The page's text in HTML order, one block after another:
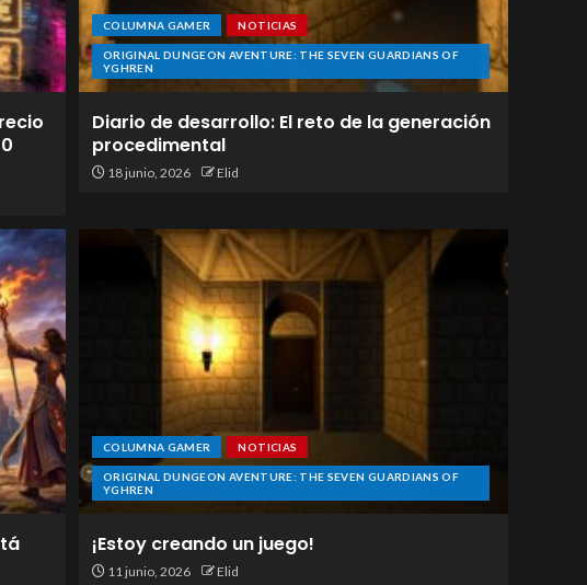
COLUMNA GAMER NOTICIAS
ORIGINAL DUNGEON AVENTURE: THE SEVEN GUARDIANS OF
YGHREN
Diario de desarrollo: El reto de la generación
procedimental
18 junio, 2026 Elid
COLUMNA GAMER NOTICIAS
ORIGINAL DUNGEON AVENTURE: THE SEVEN GUARDIANS OF
YGHREN
¡Estoy creando un juego!
11 junio, 2026 Elid